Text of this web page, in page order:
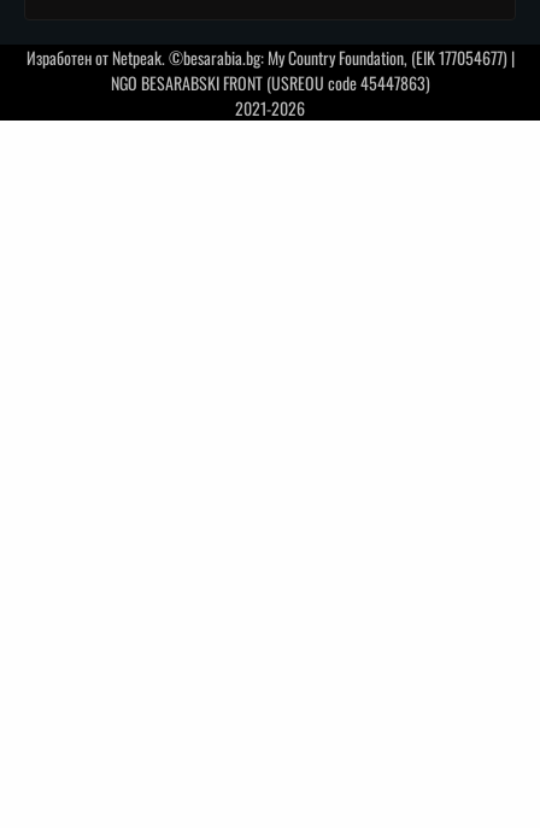
Изработен отNetpeak. ©besarabia.bg: My Country Foundation, (EIK 177054677) |
NGO BESARABSKI FRONT (USREOU code 45447863)
2021-2026